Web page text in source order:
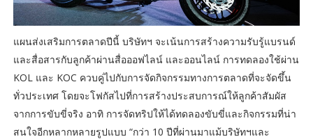
แผนส่งเสริมการตลาดปีนี้ บริษัทฯ จะเน้นการสร้างความรับรู้แบรนด์
และสื่อสารกับลูกค้าผ่านสื่อออฟไลน์ และออนไลน์ การทดลองใช้ผ่าน
KOL และ KOC ควบคู่ไปกับการจัดกิจกรรมทางการตลาดที่จะจัดขึ้น
ทั่วประเทศ โดยจะโฟกัสไปที่การสร้างประสบการณ์ให้ลูกค้าสัมผัส
จากการขับขี่จริง อาทิ การจัดทริปให้ได้ทดลองขับขี่และกิจกรรมที่น่า
สนใจอีกหลากหลายรูปแบบ “กว่า 10 ปีที่ผ่านมาแม้บริษัทฯและ